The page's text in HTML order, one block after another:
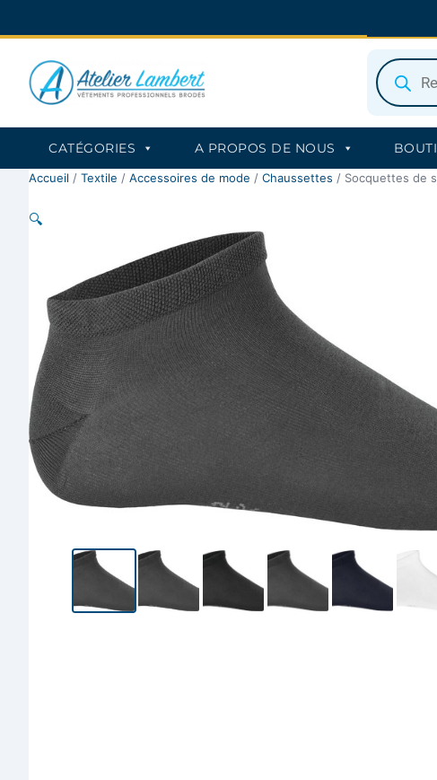
au
de
produits
CATÉGORIES A PROPOS DE NOUS
Accueil / Textile / Accessoires de mode / Chaussettes / Socquettes de
🔍